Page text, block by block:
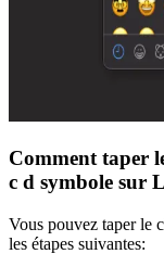
Comment taper
c d symbole sur
Vous pouvez taper le
les étapes suivantes: